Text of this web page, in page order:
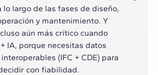
lo largo de las fases de diseño,
y mantenimiento. Y
aún más crítico cuando
IA, porque necesitas datos
(IFC + CDE) para
con fiabilidad.